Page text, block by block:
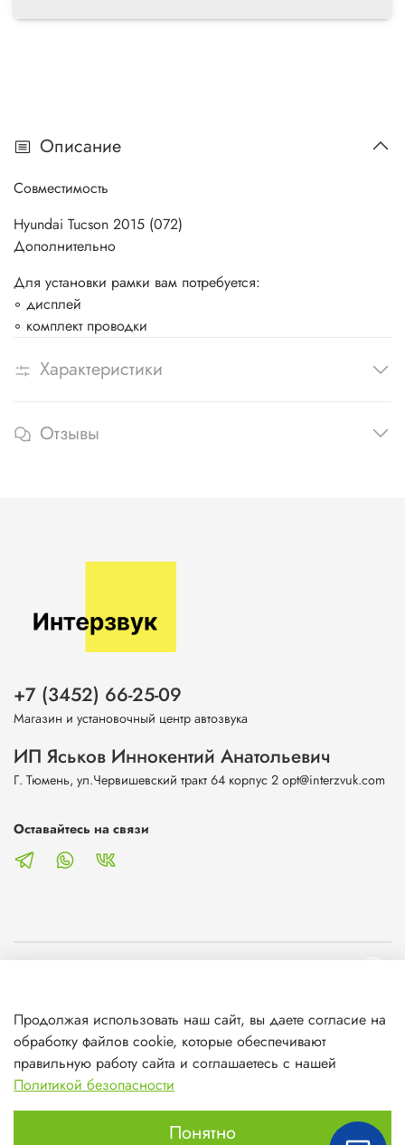
Описание
Совместимость
Hyundai Tucson 2015 (072)
Дополнительно
Для установки рамки вам потребуется:
◦ дисплей
◦ комплект проводки
Характеристики
Отзывы
Клиентам
Информация
+7 (3452) 66-25-09
Магазин и установочный центр автозвука
ИП Яськов Иннокентий Анатольевич
Г. Тюмень, ул.Червишевский тракт 64 корпус 2 opt@interzvuk.com
Оставайтесь на связи
Продолжая использовать наш сайт, вы даете согласие на
обработку файлов cookie, которые обеспечивают
правильную работу сайта и соглашаетесь с нашей
Политикой безопасности
Понятно